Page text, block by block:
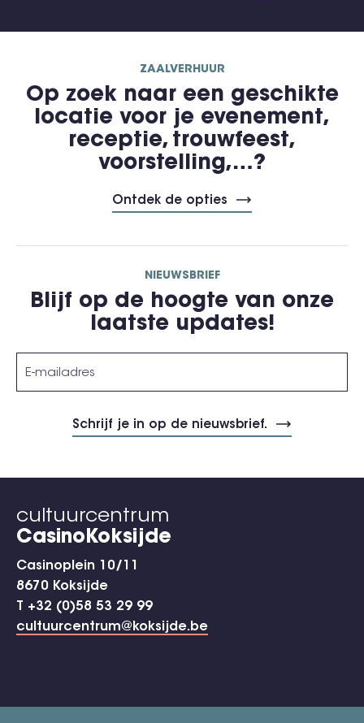
ZAALVERHUUR
Op zoek naar een geschikte
locatie voor je evenement,
receptie, trouwfeest,
voorstelling,…?
Ontdek de opties
NIEUWSBRIEF
Blijf op de hoogte van onze
laatste updates!
cultuurcentrum
CasinoKoksijde
Casinoplein 10/11
8670 Koksijde
T +32 (0)58 53 29 99
cultuurcentrum@koksijde.be